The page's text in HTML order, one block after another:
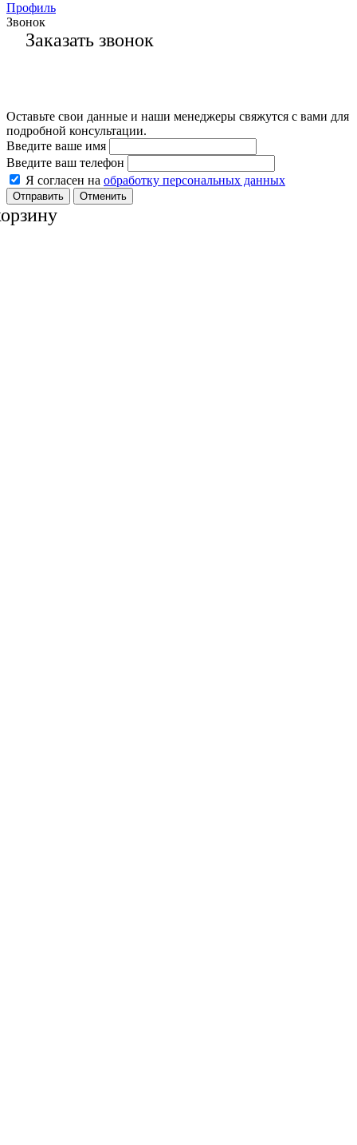
Профиль
Звонок
Заказать звонок
Оставьте свои данные и наши менеджеры свяжутся с вами для
подробной консультации.
Введите ваше имя
Введите ваш телефон
Я согласен на обработку персональных данных
Отменить